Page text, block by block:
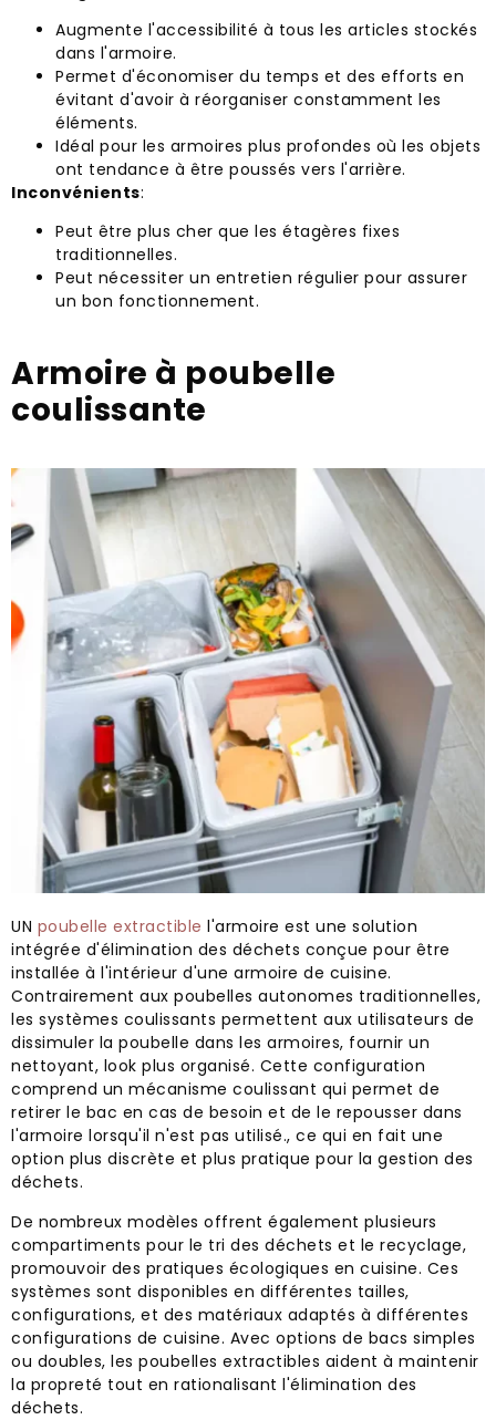
Augmente l'accessibilité à tous les articles stockés
dans l'armoire.
Permet d'économiser du temps et des efforts en
évitant d'avoir à réorganiser constamment les
éléments.
Idéal pour les armoires plus profondes où les objets
ont tendance à être poussés vers l'arrière.
Inconvénients:
Peut être plus cher que les étagères fixes
traditionnelles.
Peut nécessiter un entretien régulier pour assurer
un bon fonctionnement.
Armoire à poubelle
coulissante
UN poubelle extractible l'armoire est une solution
intégrée d'élimination des déchets conçue pour être
installée à l'intérieur d'une armoire de cuisine.
Contrairement aux poubelles autonomes traditionnelles,
les systèmes coulissants permettent aux utilisateurs de
dissimuler la poubelle dans les armoires, fournir un
nettoyant, look plus organisé. Cette configuration
comprend un mécanisme coulissant qui permet de
retirer le bac en cas de besoin et de le repousser dans
l'armoire lorsqu'il n'est pas utilisé., ce qui en fait une
option plus discrète et plus pratique pour la gestion des
déchets.
De nombreux modèles offrent également plusieurs
compartiments pour le tri des déchets et le recyclage,
promouvoir des pratiques écologiques en cuisine. Ces
systèmes sont disponibles en différentes tailles,
configurations, et des matériaux adaptés à différentes
configurations de cuisine. Avec options de bacs simples
ou doubles, les poubelles extractibles aident à maintenir
la propreté tout en rationalisant l'élimination des
déchets.